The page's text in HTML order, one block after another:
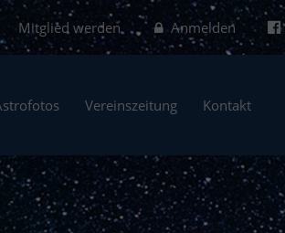
Anmelden
Mitglied werden
Vereinszeitung Kontakt